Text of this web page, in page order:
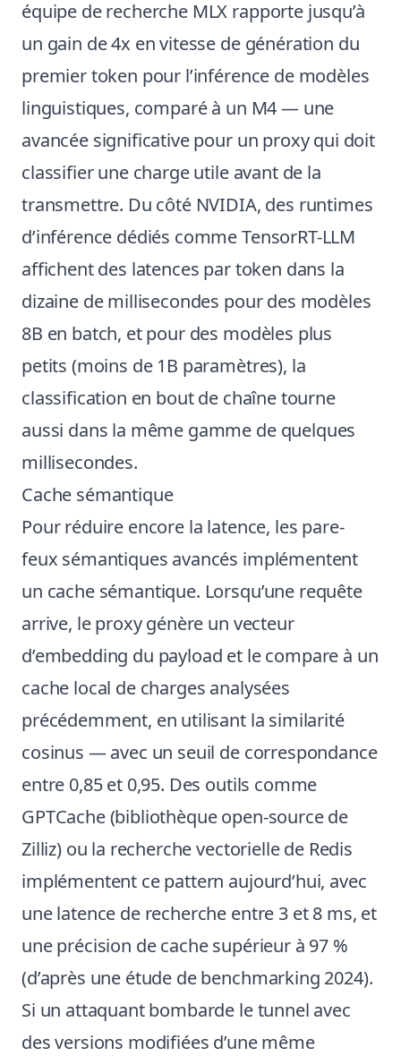
équipe de recherche MLX rapporte jusqu’à
un gain de 4x en vitesse de génération du
premier token pour l’inférence de modèles
linguistiques, comparé à un M4 — une
avancée significative pour un proxy qui doit
classifier une charge utile avant de la
transmettre. Du côté NVIDIA, des runtimes
d’inférence dédiés comme TensorRT-LLM
affichent des latences par token dans la
dizaine de millisecondes pour des modèles
8B en batch, et pour des modèles plus
petits (moins de 1B paramètres), la
classification en bout de chaîne tourne
aussi dans la même gamme de quelques
millisecondes.
Cache sémantique
Pour réduire encore la latence, les pare-
feux sémantiques avancés implémentent
un cache sémantique. Lorsqu’une requête
arrive, le proxy génère un vecteur
d’embedding du payload et le compare à un
cache local de charges analysées
précédemment, en utilisant la similarité
cosinus — avec un seuil de correspondance
entre 0,85 et 0,95. Des outils comme
GPTCache (bibliothèque open-source de
Zilliz) ou la recherche vectorielle de Redis
implémentent ce pattern aujourd’hui, avec
une latence de recherche entre 3 et 8 ms, et
une précision de cache supérieur à 97 %
(d’après une étude de benchmarking 2024).
Si un attaquant bombarde le tunnel avec
des versions modifiées d’une même